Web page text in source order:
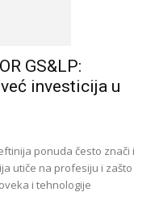
GS&LP:
investicija u
ponuda često znači i
utiče na profesiju i zašto
i tehnologije